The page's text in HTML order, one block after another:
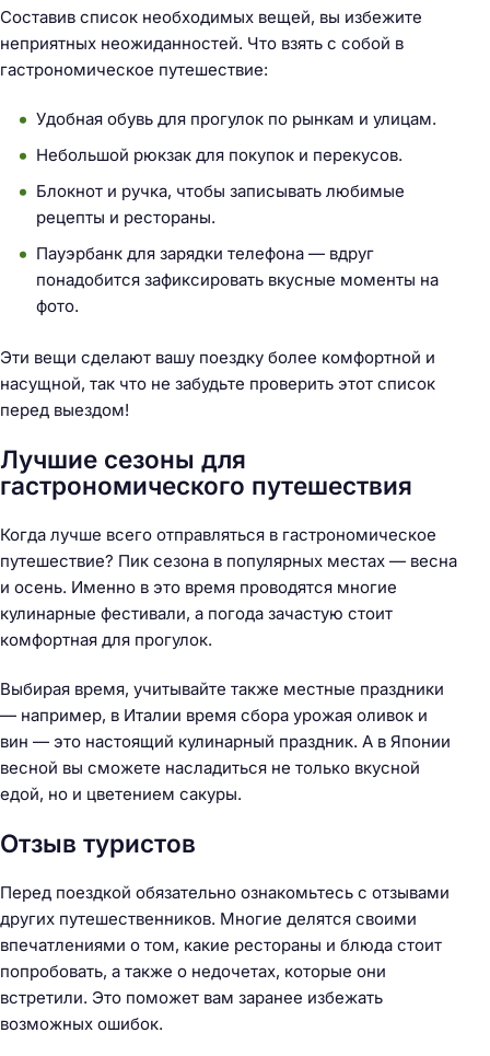
Составив список необходимых вещей, вы избежите
неприятных неожиданностей. Что взять с собой в
гастрономическое путешествие:
Удобная обувь для прогулок по рынкам и улицам.
Небольшой рюкзак для покупок и перекусов.
Блокнот и ручка, чтобы записывать любимые
рецепты и рестораны.
Пауэрбанк для зарядки телефона — вдруг
понадобится зафиксировать вкусные моменты на
фото.
Эти вещи сделают вашу поездку более комфортной и
насущной, так что не забудьте проверить этот список
перед выездом!
Лучшие сезоны для
гастрономического путешествия
Когда лучше всего отправляться в гастрономическое
путешествие? Пик сезона в популярных местах — весна
и осень. Именно в это время проводятся многие
кулинарные фестивали, а погода зачастую стоит
комфортная для прогулок.
Выбирая время, учитывайте также местные праздники
— например, в Италии время сбора урожая оливок и
вин — это настоящий кулинарный праздник. А в Японии
весной вы сможете насладиться не только вкусной
едой, но и цветением сакуры.
Отзыв туристов
Перед поездкой обязательно ознакомьтесь с отзывами
других путешественников. Многие делятся своими
впечатлениями о том, какие рестораны и блюда стоит
попробовать, а также о недочетах, которые они
встретили. Это поможет вам заранее избежать
возможных ошибок.
Н
а
т
и
: